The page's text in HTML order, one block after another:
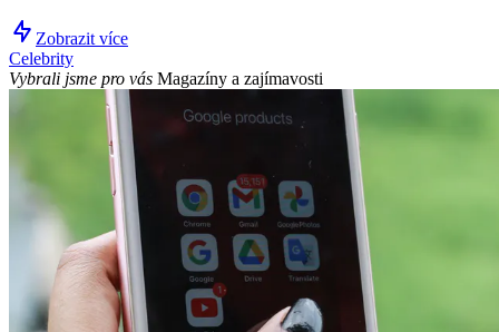
Zobrazit více
Celebrity
Vybrali jsme pro vás Magazíny a zajímavosti